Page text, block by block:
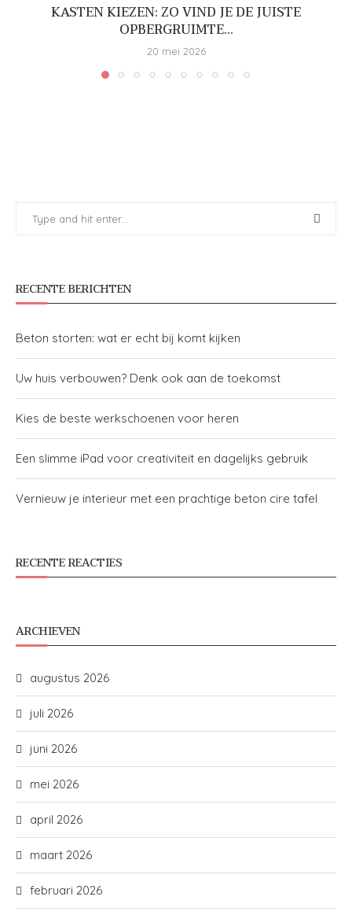
KASTEN KIEZEN: ZO VIND JE DE JUISTE
OPBERGRUIMTE...
20 mei 2026
RECENTE BERICHTEN
Beton storten: wat er echt bij komt kijken
Uw huis verbouwen? Denk ook aan de toekomst
Kies de beste werkschoenen voor heren
Een slimme iPad voor creativiteit en dagelijks gebruik
Vernieuw je interieur met een prachtige beton cire tafel
RECENTE REACTIES
ARCHIEVEN
augustus 2026
juli 2026
juni 2026
mei 2026
april 2026
maart 2026
februari 2026